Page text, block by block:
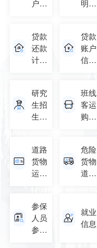
户信
明细
贷款
还款
计划
贷款
账户
信息
研究
生招
生单
班线
客运
购票
道路
货物
运输
从业
资格
证
危险
货物
道路
人员
从业
资格
参保
人员
参保
就业
信息